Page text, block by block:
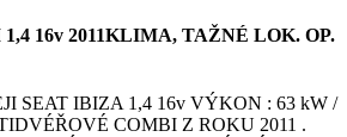
16v 2011KLIMA, TAŽNÉ LOK. OP.
SEAT IBIZA 1,4 16v VÝKON : 63 kW /
COMBI Z ROKU 2011 .